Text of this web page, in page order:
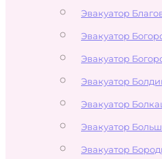
Эвакуатор
Эвакуатор
Эвакуатор
Эвакуатор
Эвакуатор
Эвакуатор
Эвакуатор